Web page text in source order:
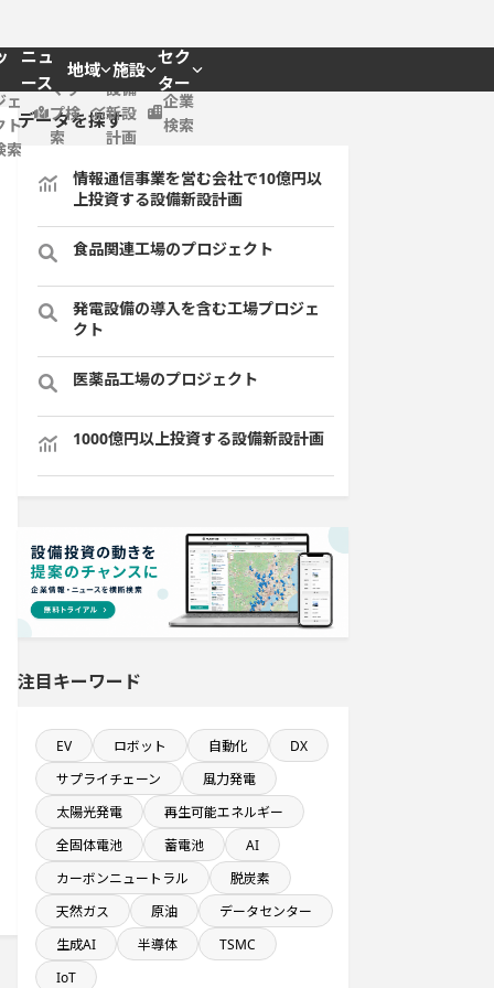
ニュ
ース
地域 施設
セク
ター
ェ
ト
索
マッ
プ検
索
設備
新設
計画
企業
検索
データを探す
情報通信事業を営む会社で10億円以
上投資する設備新設計画
食品関連工場のプロジェクト
発電設備の導入を含む工場プロジェ
クト
医薬品工場のプロジェクト
1000億円以上投資する設備新設計画
直近3か月以内に完了する設備新設計
画
従業員数100名以上プロジェクト
1億円以上のソフトウェア投資する設
食品卸に関するプロジェクト
来月完成プロジェクト
九州地方で投資額10億円以上プロジ
ェクト
ホテル・宿泊事業を営む会社で10億
円以上投資する設備新設計画
注目キーワード
EV ロボット 自動化
DX
サプライチェーン
風力発電
太陽光発電
再生可能エネルギー
全固体電池
蓄電池
AI
カーボンニュートラル
脱炭素
天然ガス
原油
データセンター
生成AI
半導体
TSMC
IoT